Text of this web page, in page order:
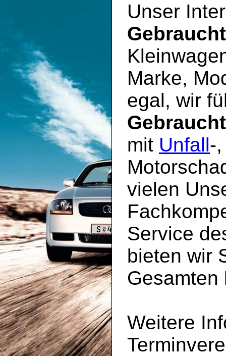
Unser
Marke,
egal, wir
mit Unfall-
vielen
Service
bieten wir
Gesamten
Weitere